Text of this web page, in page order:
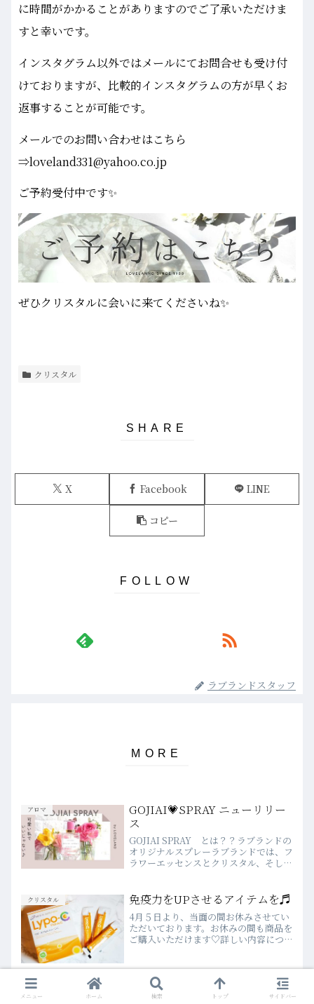
に時間がかかることがありますのでご了承いただけま
すと幸いです。
インスタグラム以外ではメールにてお問合せも受け付
けておりますが、比較的インスタグラムの方が早くお
返事することが可能です。
メールでのお問い合わせはこちら
⇒loveland331@yahoo.co.jp
ご予約受付中です✨
ぜひクリスタルに会いに来てくださいね✨
クリスタル
X Facebook LINE
コピー
ラブランドスタッフ
アロマ
GOJIAI💗SPRAY ニューリリー
ス
GOJIAI SPRAY とは？？ラブランドの
オリジナルスプレーラブランドでは、フ
ラワーエッセンスとクリスタル、そして
ＡＲ ＥＮＥＲＧＹ」心を開いて愛を呼
び込む「ＬＯＶ...
クリスタル 免疫力をUPさせるアイテムを♬
4月５日より、当面の間お休みさせてい
ただいております。お休みの間も商品を
ご購入いただけます♡詳しい内容につき
がお休みを始めてからInstagramにてパ
ワーカードの...
クリスタル
明けましておめでとうございま
メニュー ホーム 検索 トップ サイドバー